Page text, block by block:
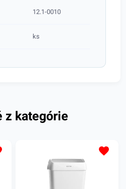
12.1-0010
ks
z kategórie